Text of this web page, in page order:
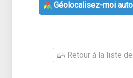
Géolocalisez-moi
Retour à la liste